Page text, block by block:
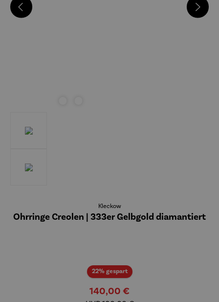
Kleckow
Ohrringe Creolen | 333er Gelbgold diamantiert
22% gespartRabatt
140,00 €